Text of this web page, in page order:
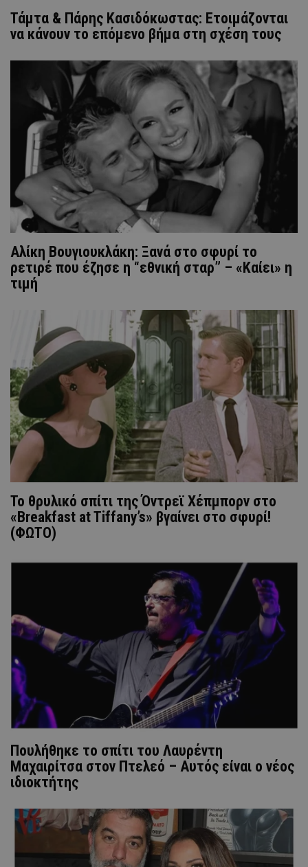
Τάμτα & Πάρης Κασιδόκωστας: Ετοιμάζονται
να κάνουν το επόμενο βήμα στη σχέση τους
Αλίκη Βουγιουκλάκη: Ξανά στο σφυρί το
ρετιρέ που έζησε η “εθνική σταρ” – «Καίει» η
τιμή
Το θρυλικό σπίτι της Όντρεϊ Χέπμπορν στο
«Breakfast at Tiffany’s» βγαίνει στο σφυρί!
(ΦΩΤΟ)
Πουλήθηκε το σπίτι του Λαυρέντη
Μαχαιρίτσα στον Πτελεό – Αυτός είναι ο νέος
ιδιοκτήτης